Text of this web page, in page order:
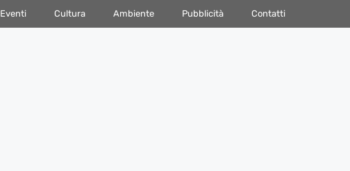
Eventi Cultura Ambiente Pubblicità Contatti